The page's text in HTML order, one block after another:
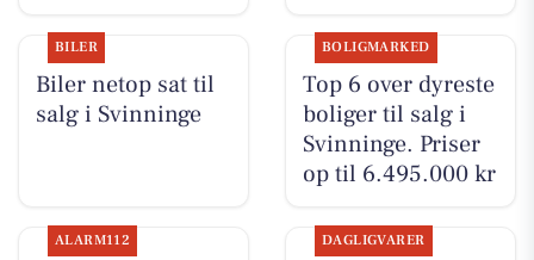
BILER
Biler netop sat til
salg i Svinninge
BOLIGMARKED
Top 6 over dyreste
boliger til salg i
Svinninge. Priser
op til 6.495.000 kr
ALARM112 DAGLIGVARER